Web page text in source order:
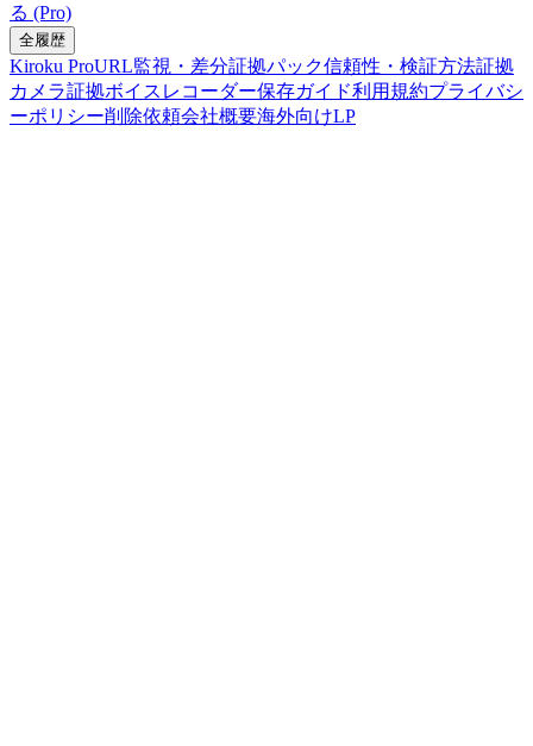
る (Pro)
全履歴
Kiroku ProURL監視・差分証拠パック信頼性・検証方法証拠
カメラ証拠ボイスレコーダー保存ガイド利用規約プライバシ
ーポリシー削除依頼会社概要海外向けLP